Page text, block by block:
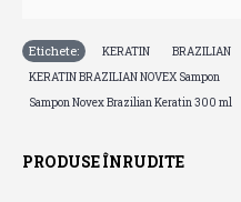
Etichete: KERATIN BRAZILIAN
KERATIN BRAZILIAN NOVEX Sampon
Sampon Novex Brazilian Keratin 300 ml
PRODUSE ÎNRUDITE